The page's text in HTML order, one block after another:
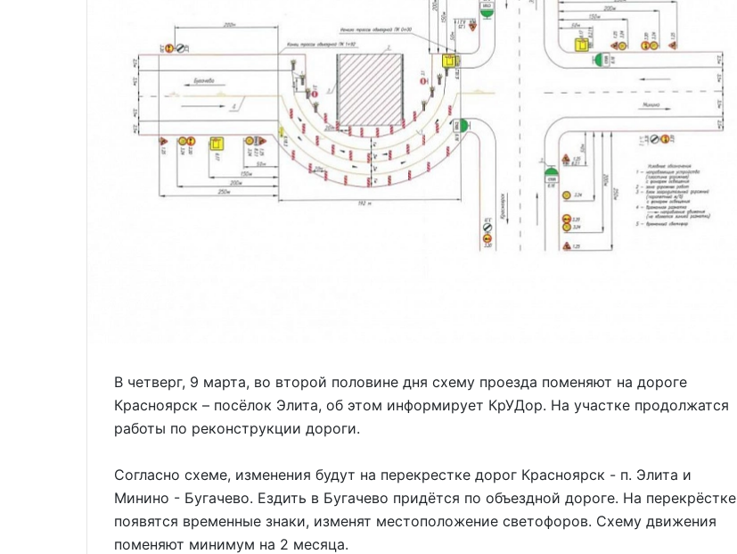
В четверг, 9 марта, во второй половине дня схему проезда поменяют на дороге
Красноярск – посёлок Элита, об этом информирует КрУДор. На участке продолжатся
работы по реконструкции дороги.
Согласно схеме, изменения будут на перекрестке дорог Красноярск - п. Элита и
Минино - Бугачево. Ездить в Бугачево придётся по объездной дороге. На перекрёстке
появятся временные знаки, изменят местоположение светофоров. Схему движения
поменяют минимум на 2 месяца.